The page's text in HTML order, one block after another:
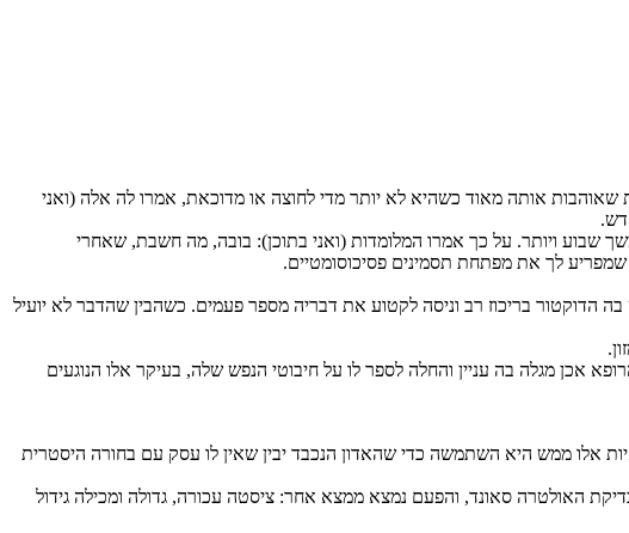
אותה מאוד כשהיא לא יותר מדי לחוצה או מדוכאת, אמרו לה אלה (ואני
שבוע ויותר. על כך אמרו המלומדות (ואני בתוכן): בובה, מה חשבת, שאחרי
שמפריע לך את מפתחת תסמינים פסיכוסומטיים.
הדוקטור בריכוז רב וניסה לקטוע את דבריה מספר פעמים. כשהבין שהדבר לא יועיל
אכן מגלה בה עניין והחלה לספר לו על חיבוטי הנפש שלה, בעיקר אלו הנוגעים
אלו ממש היא השתמשה כדי שהאדון הנכבד יבין שאין לו עסק עם בחורה היסטרית
האולטרה סאונד, והפעם נמצא ממצא אחר: ציסטה עכורה, גדולה ומכילה גידול